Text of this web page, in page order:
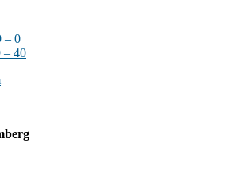
– 0
– 40